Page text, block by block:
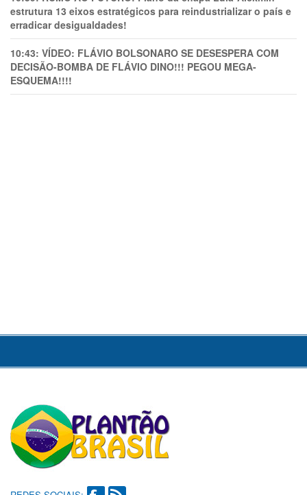
estrutura 13 eixos estratégicos para reindustrializar o país e
erradicar desigualdades!
10:43: VÍDEO: FLÁVIO BOLSONARO SE DESESPERA COM
DECISÃO-BOMBA DE FLÁVIO DINO!!! PEGOU MEGA-
ESQUEMA!!!!